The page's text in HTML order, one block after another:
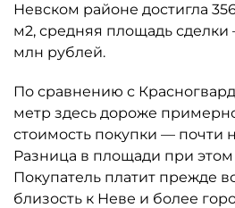
Невском районе достигла
м2, средняя площадь сделки
млн рублей.
По сравнению с
метр здесь дороже
стоимость покупки — почти
Разница в площади при
Покупатель платит прежде
близость к Неве и более